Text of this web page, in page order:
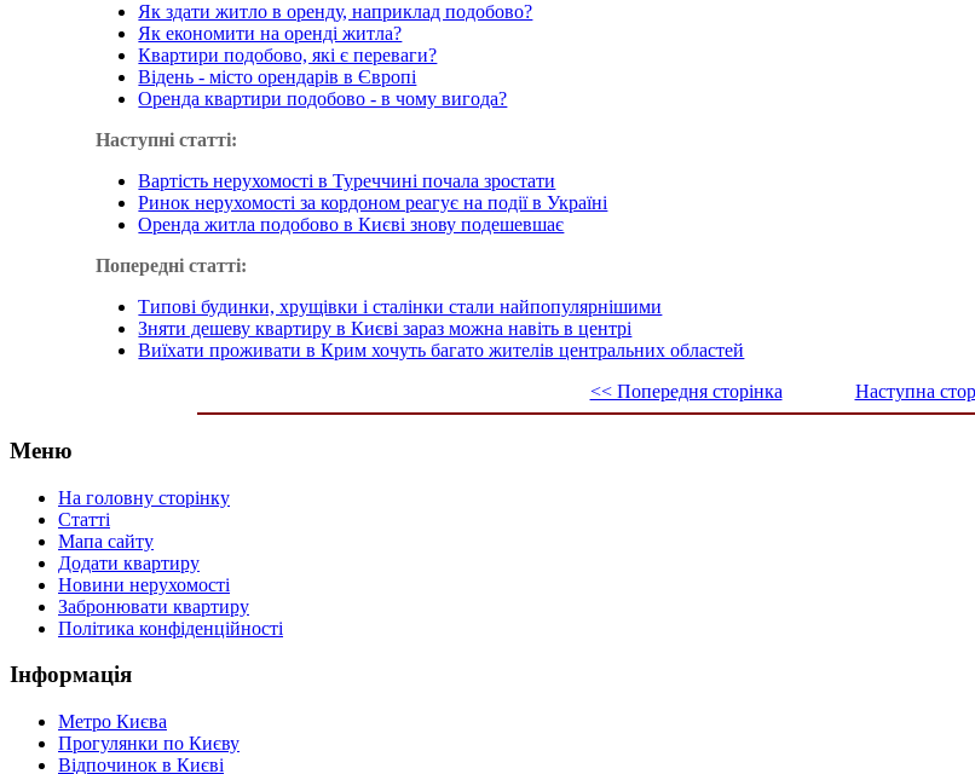
Як здати житло в оренду, наприклад подобово?
Як економити на оренді житла?
Квартири подобово, які є переваги?
Відень - місто орендарів в Європі
Оренда квартири подобово - в чому вигода?
Наступні статті:
Вартість нерухомості в Туреччині почала зростати
Ринок нерухомості за кордоном реагує на події в Україні
Оренда житла подобово в Києві знову подешевшає
Попередні статті:
Типові будинки, хрущівки і сталінки стали найпопулярнішими
Зняти дешеву квартиру в Києві зараз можна навіть в центрі
Виїхати проживати в Крим хочуть багато жителів центральних областей
<< Попередня сторінка
Наступна
Меню
На головну сторінку
Статті
Мапа сайту
Додати квартиру
Новини нерухомості
Забронювати квартиру
Політика конфіденційності
Інформація
Метро Києва
Прогулянки по Києву
Відпочинок в Києві